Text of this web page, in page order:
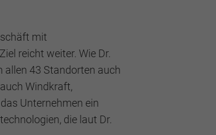
mit
reicht weiter. Wie Dr.
allen 43 Standorten auch
Windkraft,
Unternehmen ein
die laut Dr.